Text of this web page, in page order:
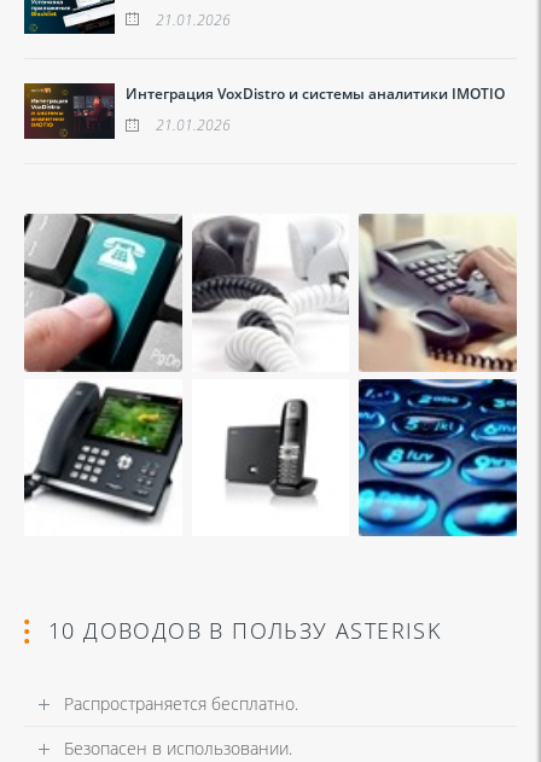
21.01.2026
Интеграция VoxDistro и системы аналитики IMOTIO
21.01.2026
10 ДОВОДОВ В ПОЛЬЗУ ASTERISK
Распространяется бесплатно.
Безопасен в использовании.